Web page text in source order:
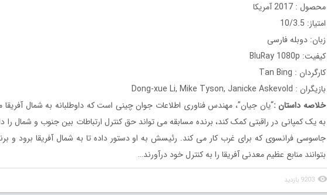
محصول : 2017 آمریکا
امتیاز: 10/3.5
زبان: دوبله فارسی
کیفیت: BluRay 1080p
کارگردان : Tan Bing
بازیگران : Dong-xue Li, Mike Tyson, Janicke Askevold
خلاصه داستان :“یان جیان”، مهندس فناوری اطلاعات جوان چینی است که داوطلبانه به شمال آفریقا
به یک کمپانی در راقبتی کمک کند، برنده مسابقه می تواند حق کنترل ارتباطات بین جنوب و شمال را
جاسوسی فرانسوی که برای غرب کار می کند. رئیسش به او دستور داده تا به شمال آفریقا برود و
بتوانند منابع عظیم معدنی آفریقا را به کنترل خود درآورند…
9203 بازدید